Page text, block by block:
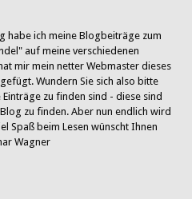
habe ich meine Blogbeiträge zum
auf meine verschiedenen
mir mein netter Webmaster dieses
Wundern Sie sich also bitte
zu finden sind - diese sind
zu finden. Aber nun endlich wird
Spaß beim Lesen wünscht Ihnen
Wagner